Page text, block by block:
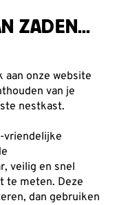
ZADEN...
aan onze website
van je
nestkast.
vriendelijke
veilig en snel
te meten. Deze
dan gebruiken